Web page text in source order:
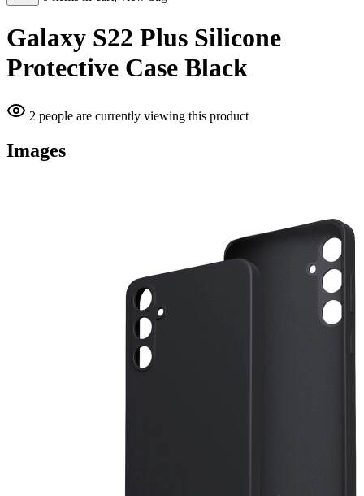
Galaxy S22 Plus Silicone
Protective Case Black
2 people are currently viewing this product
Images